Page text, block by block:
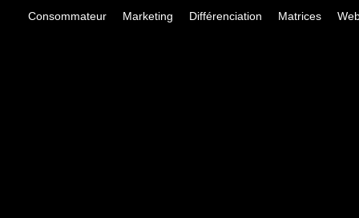
Consommateur Marketing Différenciation Matrices